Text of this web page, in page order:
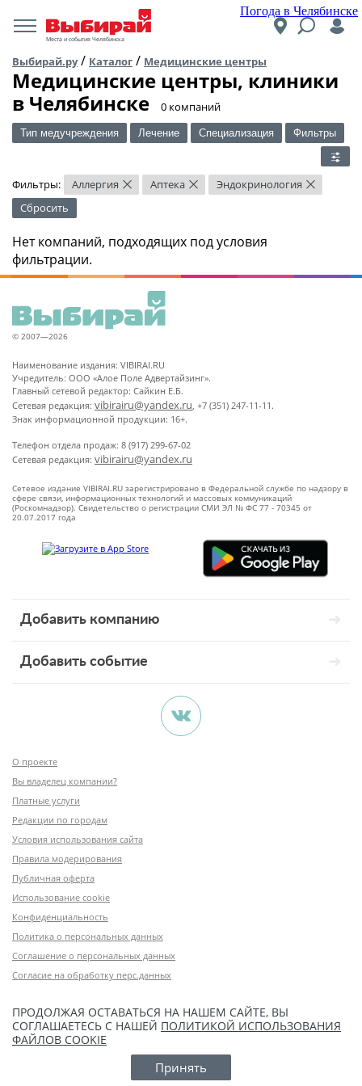
Погода в Челябинске
Места и события Челябинска
Выбирай.ру/ Каталог / Медицинские центры
Медицинские центры, клиники
в Челябинске
​0 компаний
Тип медучреждения Лечение Специализация Фильтры
Фильтры: Аллергия × Аптека × Эндокринология ×
Сбросить
Нет компаний, подходящих под условия
фильтрации.
© 2007—2026
Наименование издания: VIBIRAI.RU
Учредитель: ООО «Алое Поле Адвертайзинг».
Главный сетевой редактор: Сайкин Е.Б.
Сетевая редакция: vibirairu@yandex.ru, +7 (351) 247-11-11.
Знак информационной продукции: 16+.
Телефон отдела продаж: 8 (917) 299-67-02
Сетевая редакция: vibirairu@yandex.ru
Сетевое издание VIBIRAI.RU зарегистрировано в Федеральной службе по надзору в
сфере связи, информационных технологий и массовых коммуникаций
(Роскомнадзор). Свидетельство о регистрации СМИ ЭЛ № ФС 77 - 70345 от
20.07.2017 года
Добавить компанию
Добавить событие
О проекте
Вы владелец компании?
Платные услуги
Редакции по городам
Условия использования сайта
Правила модерирования
Публичная оферта
Использование cookie
Конфиденциальность
Политика о персональных данных
Соглашение о персональных данных
Согласие на обработку перс.данных
ПРОДОЛЖАЯ ОСТАВАТЬСЯ НА НАШЕМ САЙТЕ, ВЫ
СОГЛАШАЕТЕСЬ С НАШЕЙ ПОЛИТИКОЙ ИСПОЛЬЗОВАНИЯ
ФАЙЛОВ COOKIE
Принять